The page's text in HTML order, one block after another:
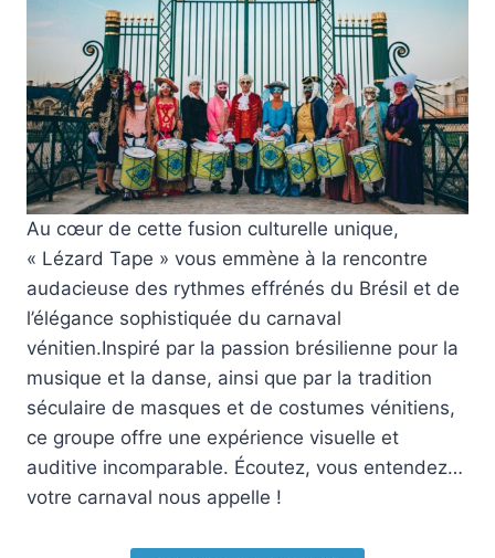
Au cœur de cette fusion culturelle unique,
« Lézard Tape » vous emmène à la rencontre
audacieuse des rythmes effrénés du Brésil et de
l’élégance sophistiquée du carnaval
vénitien.Inspiré par la passion brésilienne pour la
musique et la danse, ainsi que par la tradition
séculaire de masques et de costumes vénitiens,
ce groupe offre une expérience visuelle et
auditive incomparable. Écoutez, vous entendez…
votre carnaval nous appelle !